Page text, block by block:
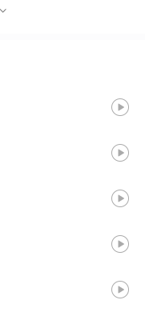
上英国榜亚军和美国榜
创下白金销量。